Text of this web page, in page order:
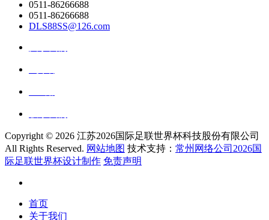
0511-86266688
0511-86266688
DLS88SS@126.com
Copyright © 2026 江苏2026国际足联世界杯科技股份有限公司
All Rights Reserved. 网站地图 技术支持： 常州网络公司2026国
际足联世界杯设计制作 免责声明
首页
关于我们